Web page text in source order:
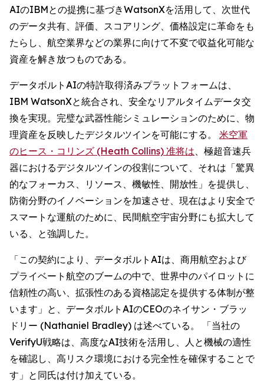
AIのIBMとの提携に基づきWatsonXを活用して、次世代
のデータ共有、評価、スコアリング、価格設定に革命をも
たらし、航空業界などの業界に向けて不変で収益化可能な
資産を解き放つものである。
データボルトAIの特許取得済みプラットフォームは、
IBM WatsonXと統合され、安全なリアルタイムデータ交
換を実現。完璧な武器性能シミュレーションのために、物
理資産を反映したデジタルツインを可能にする。 米空軍
のヒース・コリンズ (Heath Collins) 准将は、極超音速兵
器におけるデジタルツインの役割について、それは「驚異
的なフォーカス、リソース、機敏性、開放性」を提供し、
防衛分野のイノベーションを加速させ、現在はより安全で
スマートな運航のために、民間航空宇宙分野にも拡大して
いる、と強調した。
「この契約により、データボルトAIは、商用航空および
プライベート航空のブームの中で、世界中のパイロットに
信頼性の高い、拡張性のある資格認定を提供する体制が整
います」と、データボルトAIのCEOのネイサン・ブラッ
ドリー (Nathaniel Bradley) は述べている。 「当社の
VerifyU戦略は、高度なAI技術を活用し、人と機械の適性
を確認し、高リスク環境における完全性を確保することで
す」と同氏は付け加えている。